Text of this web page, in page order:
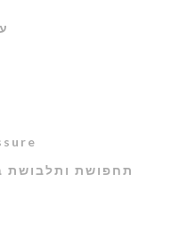
תחפושת ותלבושת